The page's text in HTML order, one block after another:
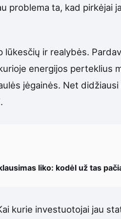
problema ta, kad pirkėjai
ir realybės.
energijos perteklius
jėgainės. Net
liko: kodėl už tas
kurie investuotojai jau